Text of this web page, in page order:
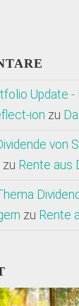
Update -
ion zu
von
zu Rente aus
zu Rente